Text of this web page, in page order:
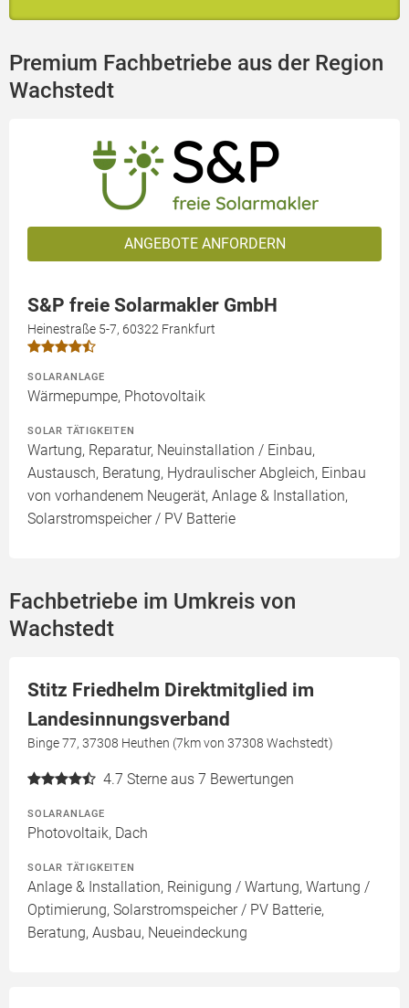
Premium Fachbetriebe aus der Region
Wachstedt
ANGEBOTE ANFORDERN
S&P freie Solarmakler GmbH
Heinestraße 5-7, 60322 Frankfurt
SOLARANLAGE
Wärmepumpe, Photovoltaik
SOLAR TÄTIGKEITEN
Wartung, Reparatur, Neuinstallation / Einbau,
Austausch, Beratung, Hydraulischer Abgleich, Einbau
von vorhandenem Neugerät, Anlage & Installation,
Solarstromspeicher / PV Batterie
Fachbetriebe im Umkreis von
Wachstedt
Stitz Friedhelm Direktmitglied im
Landesinnungsverband
Binge 77, 37308 Heuthen (7km von 37308 Wachstedt)
4.7 Sterne aus 7 Bewertungen
SOLARANLAGE
Photovoltaik, Dach
SOLAR TÄTIGKEITEN
Anlage & Installation, Reinigung / Wartung, Wartung /
Optimierung, Solarstromspeicher / PV Batterie,
Beratung, Ausbau, Neueindeckung